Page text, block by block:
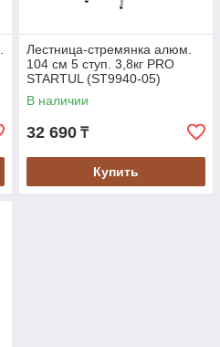
Лестница-стремянка алюм.
104 см 5 ступ. 3,8кг PRO
STARTUL (ST9940-05)
В наличии
32 690 ₸
Купить